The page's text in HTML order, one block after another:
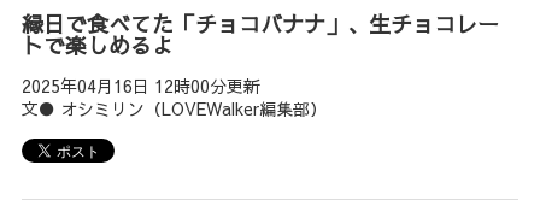
縁日で食べてた「チョコバナナ」、生チョコレー
トで楽しめるよ
2025年04月16日 12時00分更新
文● オシミリン（LOVEWalker編集部）